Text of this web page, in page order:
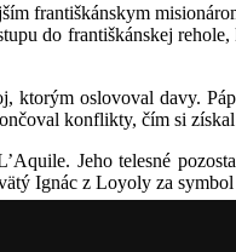
františkánskym
do františkánskej
oslovoval davy.
konflikty, čím si
Jeho telesné
Ignác z Loyoly za